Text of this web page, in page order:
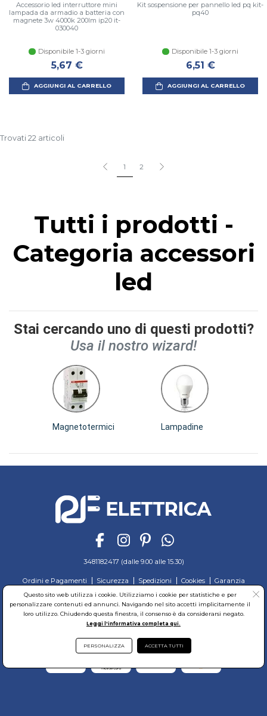
Accessorio led interruttore mini
lampada da armadio a batteria con
magnete 3w 4000k 200lm ip20 it-
030040
Disponibile 1-3 giorni
5,67 €
AGGIUNGI AL CARRELLO
Kit sospensione per pannello led pq kit-
pq40
Disponibile 1-3 giorni
6,51 €
AGGIUNGI AL CARRELLO
Trovati 22 articoli
1 2
Tutti i prodotti -
Categoria accessori
led
Stai cercando uno di questi prodotti?
Usa il nostro wizard!
Magnetotermici Lampadine
3481182417 (dalle 9.00 alle 15.30)
Ordini e Pagamenti Sicurezza Spedizioni Cookies
Garanzia
© RF Elettrica Srl - Sede Legale: Via Alcide de Gasperi, 74 - 04011 Aprilia (LT)
Partita Iva: 02435300591 - Codice Fiscale: 02435300591
Sede Operativa: Via Alcide de Gasperi, 74 - 04011 Aprilia (LT)
Questo sito web utilizza i cookie. Utilizziamo i cookie per statistiche e per
personalizzare contenuti ed annunci. Navigando nel sito accetti implicitamente il
loro utilizzo. Chiudendo questa finestra, il consenso è da considerarsi negato.
Leggi l'informativa completa qui.
PERSONALIZZA ACCETTA TUTTI